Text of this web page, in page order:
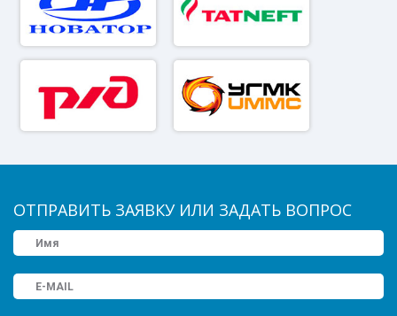
ОТПРАВИТЬ ЗАЯВКУ ИЛИ ЗАДАТЬ ВОПРОС